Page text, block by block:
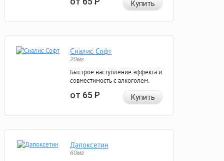
Купить
Сиалис Софт
20мг
Быстрое наступление эффекта и
совместимость с алкоголем.
от 65Р Купить
Дапоксетин
60мг